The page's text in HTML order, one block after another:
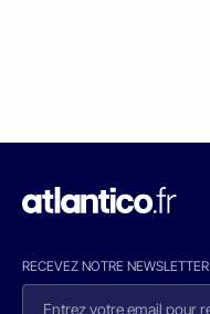
RECEVEZ NOTRE NEWSLETTER